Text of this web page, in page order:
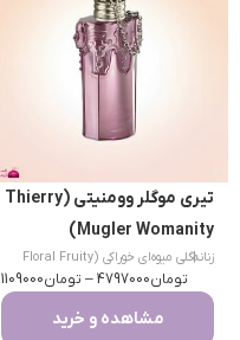
تیری موگلر وومنیتی (Thierry
Mugler Womanity)
زنانه
|
گلی میوه‌ای خوراکی (Floral Fruity
Gourmand)
تومان4797000
– تومان1109000
مشاهده و خرید